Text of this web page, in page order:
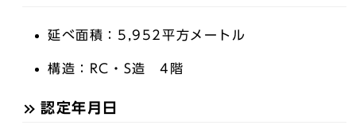
延べ面積：5,952平方メートル
構造：RC・S造 4階
認定年月日